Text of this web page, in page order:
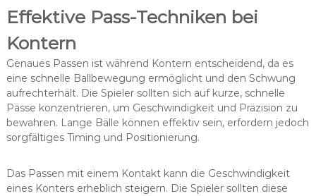
Effektive Pass-Techniken bei
Kontern
Genaues Passen ist während Kontern entscheidend, da es
eine schnelle Ballbewegung ermöglicht und den Schwung
aufrechterhält. Die Spieler sollten sich auf kurze, schnelle
Pässe konzentrieren, um Geschwindigkeit und Präzision zu
bewahren. Lange Bälle können effektiv sein, erfordern jedoch
sorgfältiges Timing und Positionierung.
Das Passen mit einem Kontakt kann die Geschwindigkeit
eines Konters erheblich steigern. Die Spieler sollten diese